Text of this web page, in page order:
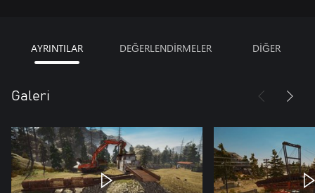
AYRINTILAR DEĞERLENDİRMELER DİĞER
Galeri